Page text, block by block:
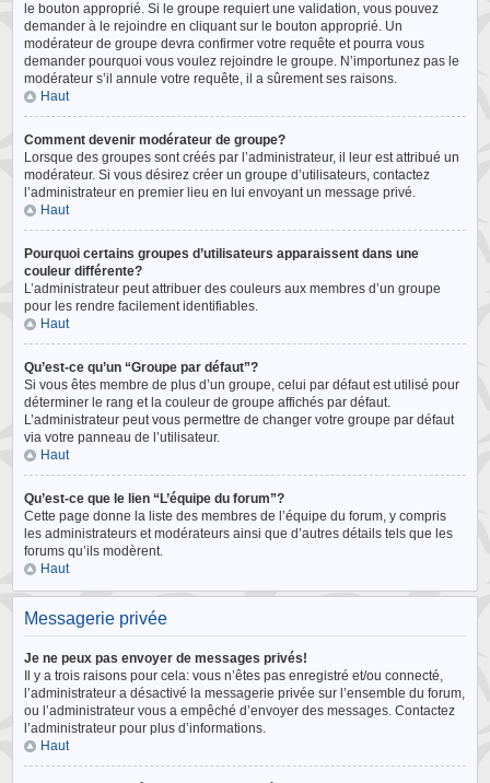
le bouton approprié. Si le groupe requiert une validation, vous pouvez
demander à le rejoindre en cliquant sur le bouton approprié. Un
modérateur de groupe devra confirmer votre requête et pourra vous
demander pourquoi vous voulez rejoindre le groupe. N’importunez pas le
modérateur s’il annule votre requête, il a sûrement ses raisons.
Haut
Comment devenir modérateur de groupe?
Lorsque des groupes sont créés par l’administrateur, il leur est attribué un
modérateur. Si vous désirez créer un groupe d’utilisateurs, contactez
l’administrateur en premier lieu en lui envoyant un message privé.
Haut
Pourquoi certains groupes d’utilisateurs apparaissent dans une
couleur différente?
L’administrateur peut attribuer des couleurs aux membres d’un groupe
pour les rendre facilement identifiables.
Haut
Qu’est-ce qu’un “Groupe par défaut”?
Si vous êtes membre de plus d’un groupe, celui par défaut est utilisé pour
déterminer le rang et la couleur de groupe affichés par défaut.
L’administrateur peut vous permettre de changer votre groupe par défaut
via votre panneau de l’utilisateur.
Haut
Qu’est-ce que le lien “L’équipe du forum”?
Cette page donne la liste des membres de l’équipe du forum, y compris
les administrateurs et modérateurs ainsi que d’autres détails tels que les
forums qu’ils modèrent.
Haut
Messagerie privée
Je ne peux pas envoyer de messages privés!
Il y a trois raisons pour cela: vous n’êtes pas enregistré et/ou connecté,
l’administrateur a désactivé la messagerie privée sur l’ensemble du forum,
ou l’administrateur vous a empêché d’envoyer des messages. Contactez
l’administrateur pour plus d’informations.
Haut